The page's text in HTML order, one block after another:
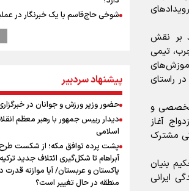
بر نقش
تیمی
راستای
تخصصی و
آغاز
مشترک
بنیان
ایرانی
شوخی حاج‌قاسم با یک خبرنگار در
ابوباقر، جانشین فرمانده نیروی
ابوباقر: دشمن در براندازی، اغتشاشات
و اهداف نظامی به نتیجه نرسید
رهبر شهید انقلاب: آمریکایی‌ها صدها
را با بمب اتم کشتند بدون هیچ
مراسم گرامیداشت روز خبرنگار
گرامیداشت روز خبرنگار
گرامیداشت روز خبرنگار در شیراز
صعود دانشگاه آزاد اسلامی استان البرز
پیشنهاد سردبیر
حضور وزیر ورزش و جوانان در
دیدار رییس جمهور با رهبر معظم
اسلامی
پشت پرده توافق مکه؛ از شکست
آبراهام تا شکل‌گیری ائتلاف جدید
پاکستان و عربستان/ آیا موازنه قدرت
منطقه در حال تغییر است؟